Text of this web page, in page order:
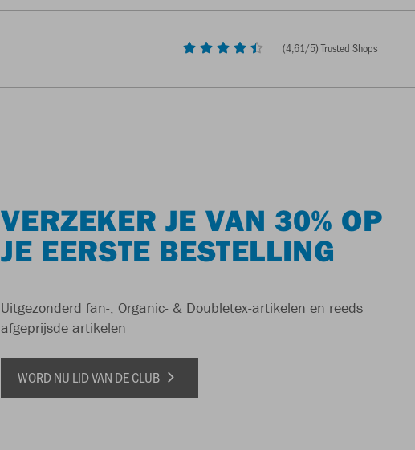
(4,61/5) Trusted Shops
VERZEKER JE VAN 30% OP
JE EERSTE BESTELLING
Uitgezonderd fan-, Organic- & Doubletex-artikelen en reeds
afgeprijsde artikelen
WORD NU LID VAN DE CLUB